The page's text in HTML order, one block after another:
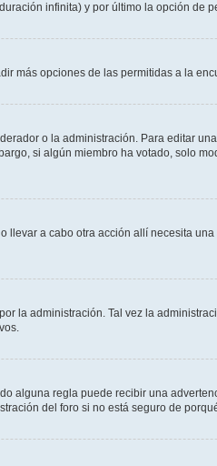
infinita) y por último la opción de
más opciones de las permitidas a la
o la administración. Para editar
si algún miembro ha votado, solo
a cabo otra acción allí necesita
la administración. Tal vez la
alguna regla puede recibir una
del foro si no está seguro de